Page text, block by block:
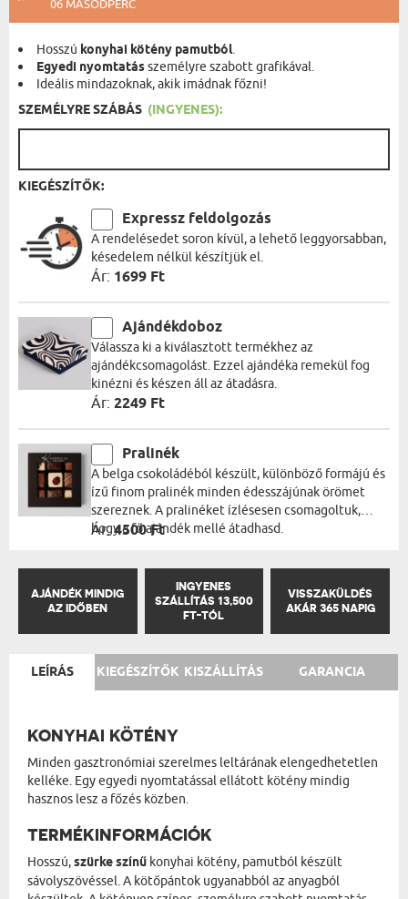
06 MÁSODPERC
Hosszú konyhai kötény pamutból.
Egyedi nyomtatásszemélyre szabott grafikával.
Ideális mindazoknak, akik imádnak főzni!
SZEMÉLYRE SZÁBÁS (INGYENES):
KIEGÉSZÍTŐK:
Expressz feldolgozás
A rendelésedet soron kívül, a lehető leggyorsabban,
késedelem nélkül készítjük el.
Ár: 1699 Ft
Ajándékdoboz
Válassza ki a kiválasztott termékhez az
ajándékcsomagolást. Ezzel ajándéka remekül fog
kinézni és készen áll az átadásra.
Ár: 2249 Ft
Pralinék
A belga csokoládéból készült, különböző formájú és
ízű finom pralinék minden édesszájúnak örömet
szereznek. A pralinéket ízlésesen csomagoltuk,
hogy a fő ajándék mellé átadhasd.
Ár:4500 Ft
AJÁNDÉK MINDIG
AZ IDŐBEN
INGYENES
SZÁLLÍTÁS 13,500
FT-TÓL
VISSZAKÜLDÉS
AKÁR 365 NAPIG
LEÍRÁS KIEGÉSZÍTŐK KISZÁLLÍTÁS GARANCIA
KONYHAI KÖTÉNY
Minden gasztronómiai szerelmes leltárának elengedhetetlen
kelléke. Egy egyedi nyomtatással ellátott kötény mindig
hasznos lesz a főzés közben.
TERMÉKINFORMÁCIÓK
Hosszú,szürke színű konyhai kötény, pamutból készült
sávolyszövéssel. A kötőpántok ugyanabból az anyagból